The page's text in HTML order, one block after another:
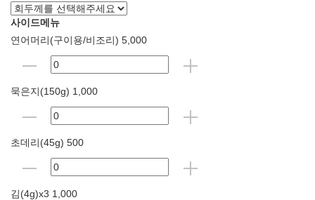
사이드메뉴
연어머리(구이용/비조리) 5,000
묵은지(150g) 1,000
초데리(45g) 500
김(4g)x3 1,000